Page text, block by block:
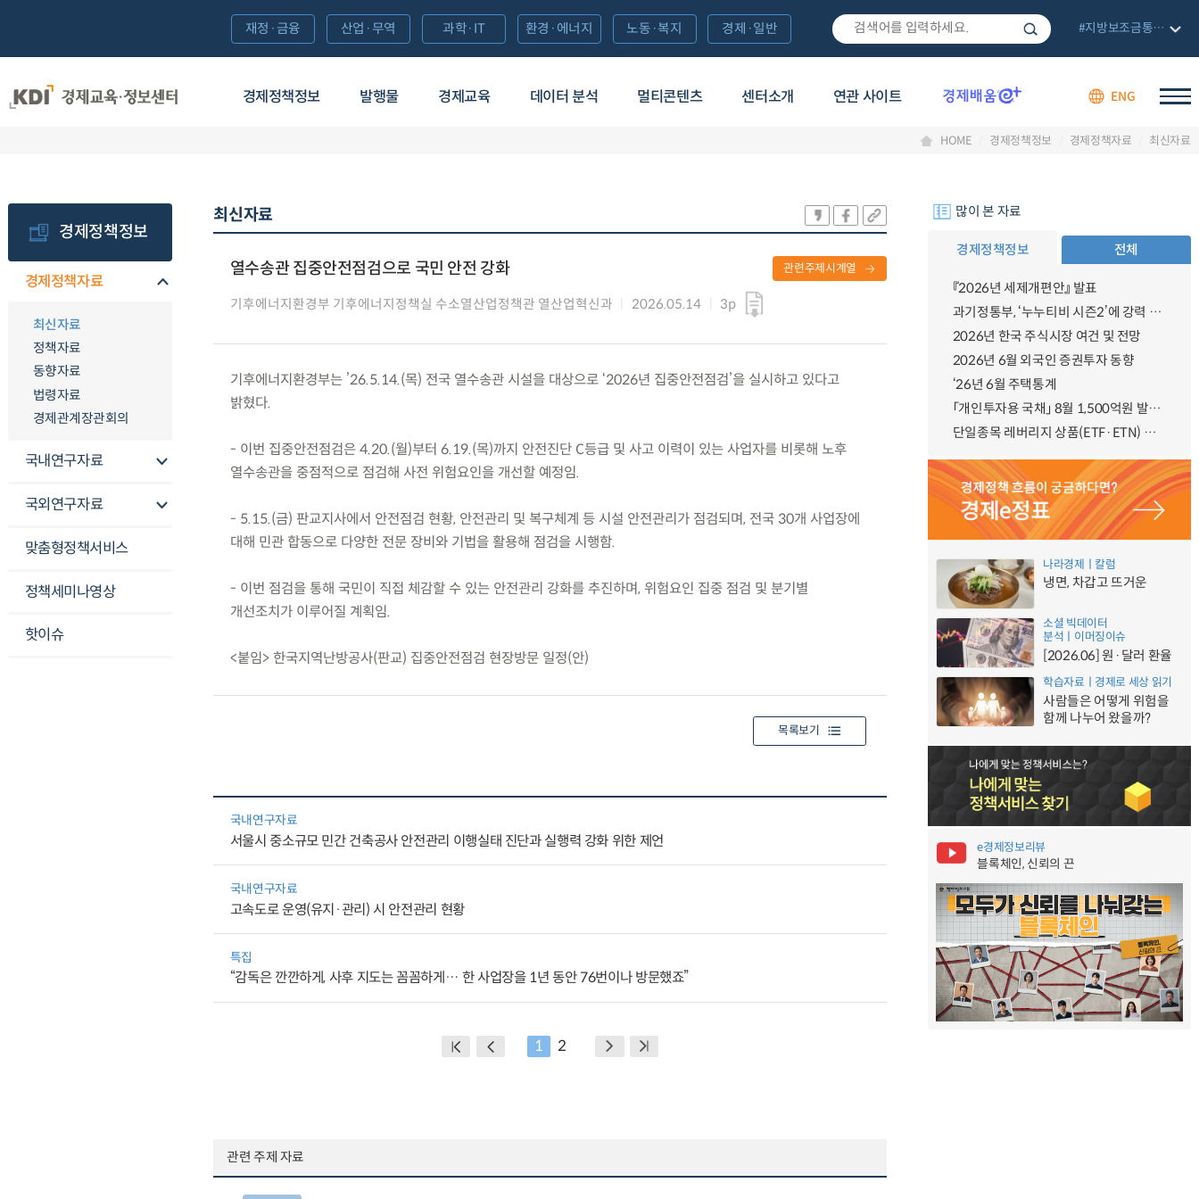
경제정책정보 발행물 경제교육 데이터 분석 멀티콘텐츠 센터소개 연관 사이트 ENG
재정·금융 산업·무역 과학·IT 환경·에너지 노동·복지 경제·일반 #지방보조금통합관리망
HOME 경제정책정보 경제정책자료 최신자료
경제정책정보
경제정책자료
최신자료
정책자료
동향자료
법령자료
경제관계장관회의
국내연구자료
국외연구자료
맞춤형정책서비스
정책세미나영상
핫이슈
최신자료
열수송관 집중안전점검으로 국민 안전 강화
기후에너지환경부 기후에너지정책실 수소열산업정책관 열산업혁신과 2026.05.14 3p
관련주제시계열
기후에너지환경부는 ’26.5.14.(목) 전국 열수송관 시설을 대상으로 ‘2026년 집중안전점검’을 실시하고 있다고
밝혔다.
- 이번 집중안전점검은 4.20.(월)부터 6.19.(목)까지 안전진단 C등급 및 사고 이력이 있는 사업자를 비롯해 노후
열수송관을 중점적으로 점검해 사전 위험요인을 개선할 예정임.
- 5.15.(금) 판교지사에서 안전점검 현황, 안전관리 및 복구체계 등 시설 안전관리가 점검되며, 전국 30개 사업장에
대해 민관 합동으로 다양한 전문 장비와 기법을 활용해 점검을 시행함.
- 이번 점검을 통해 국민이 직접 체감할 수 있는 안전관리 강화를 추진하며, 위험요인 집중 점검 및 분기별
개선조치가 이루어질 계획임.
<붙임> 한국지역난방공사(판교) 집중안전점검 현장방문 일정(안)
목록보기
국내연구자료
서울시 중소규모 민간 건축공사 안전관리 이행실태 진단과 실행력 강화 위한 제언
국내연구자료
고속도로 운영(유지·관리) 시 안전관리 현황
특집
“감독은 깐깐하게, 사후 지도는 꼼꼼하게… 한 사업장을 1년 동안 76번이나 방문했죠”
1 2
관련 주제 자료
많이 본 자료
경제정책정보 전체
『2026년 세제개편안』 발표
과기정통부, ‘누누티비 시즌2’에 강력 대응 의지 밝혀
2026년 한국 주식시장 여건 및 전망
2026년 6월 외국인 증권투자 동향
‘26년 6월 주택통계
「개인투자용 국채」 8월 1,500억원 발행 예정
단일종목 레버리지 상품(ETF·ETN) 기본예탁금 강화 조기시행 방안 안내
나라경제ㅣ칼럼
냉면, 차갑고 뜨거운
소셜 빅데이터
분석ㅣ이머징이슈
[2026.06] 원·달러 환율
학습자료ㅣ경제로 세상 읽기
사람들은 어떻게 위험을
함께 나누어 왔을까?
e경제정보리뷰
블록체인, 신뢰의 끈